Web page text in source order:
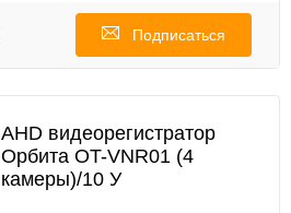
Подписаться
AHD видеорегистратор
Орбита OT-VNR01 (4
камеры)/10 У